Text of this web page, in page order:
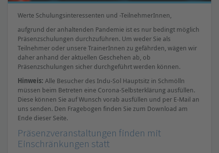
Werte Schulungsinteressenten und -TeilnehmerInnen,
aufgrund der anhaltenden Pandemie ist es nur bedingt möglich
Präsenzschulungen durchzuführen. Um weder Sie als
Teilnehmer oder unsere TrainerInnen zu gefährden, wägen wir
daher anhand der aktuellen Geschehen ab, ob
Präsenzschulungen sicher durchgeführt werden können.
Hinweis: Alle Besucher des Indu-Sol Hauptsitz in Schmölln
müssen beim Betreten eine Corona-Selbsterklärung ausfüllen.
Diese können Sie auf Wunsch vorab ausfüllen und per E-Mail an
uns senden. Den Fragebogen finden Sie zum Download am
Ende dieser Seite.
Präsenzveranstaltungen finden mit
Einschränkungen statt